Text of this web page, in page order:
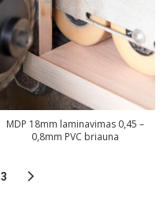
MDP 18mm laminavimas 0,45 –
0,8mm PVC briauna
3